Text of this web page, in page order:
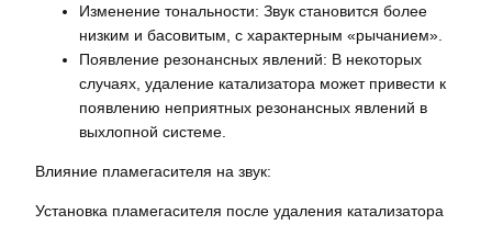
Изменение тональности: Звук становится более
низким и басовитым, с характерным «рычанием».
Появление резонансных явлений: В некоторых
случаях, удаление катализатора может привести к
появлению неприятных резонансных явлений в
выхлопной системе.
Влияние пламегасителя на звук:
Установка пламегасителя после удаления катализатора